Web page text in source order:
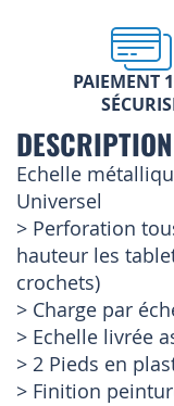
PAIEMENT
Echelle
Universel
> Perforation
hauteur les
crochets)
> Charge par
> Echelle livrée
> 2 Pieds en
> Finition